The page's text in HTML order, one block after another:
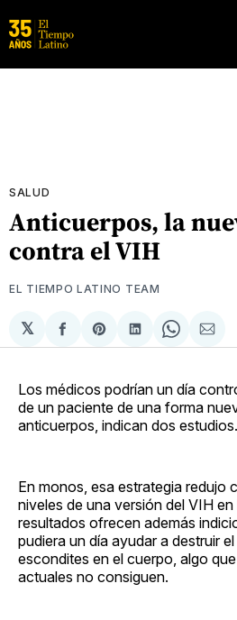
SALUD
Anticuerpos, la
contra el VIH
EL TIEMPO LATINO TEAM
𝕏
Compartir
en
Share
on
Compartir
en
Share
on
via
Los médicos podrían un día
de un paciente de una forma
anticuerpos, indican dos estudios.
En monos, esa estrategia redujo
niveles de una versión del VIH
resultados ofrecen además
pudiera un día ayudar a destruir
escondites en el cuerpo, algo
actuales no consiguen.